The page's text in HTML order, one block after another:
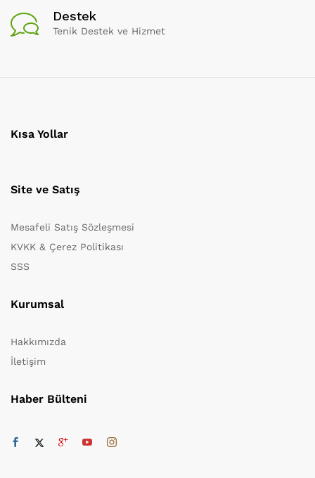
Destek
Tenik Destek ve Hizmet
Kısa Yollar
Site ve Satış
Mesafeli Satış Sözleşmesi
KVKK & Çerez Politikası
SSS
Kurumsal
Hakkımızda
İletişim
Haber Bülteni